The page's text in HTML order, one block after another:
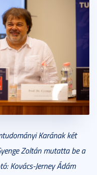
Karának két
Zoltán mutatta be a
Kovács-Jerney Ádám